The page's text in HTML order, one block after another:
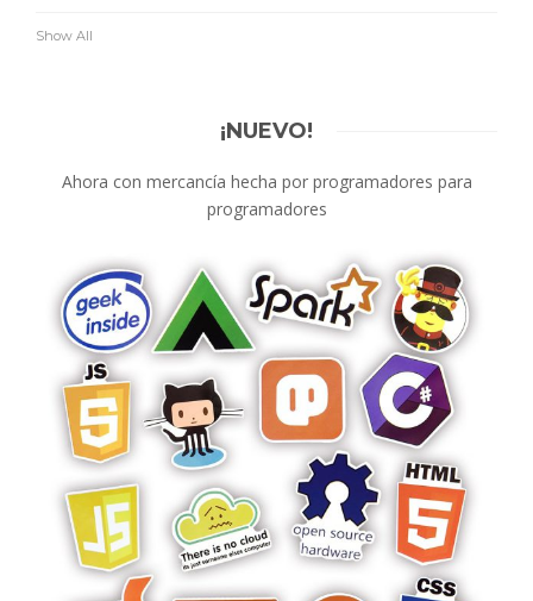
Show All
¡NUEVO!
Ahora con mercancía hecha por programadores para
programadores